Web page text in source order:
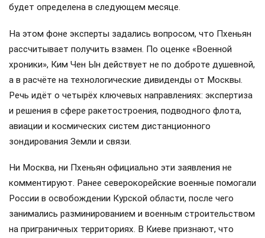
будет определена в следующем месяце.
На этом фоне эксперты задались вопросом, что Пхеньян
рассчитывает получить взамен. По оценке «Военной
хроники», Ким Чен Ын действует не по доброте душевной,
а в расчёте на технологические дивиденды от Москвы.
Речь идёт о четырёх ключевых направлениях: экспертиза
и решения в сфере ракетостроения, подводного флота,
авиации и космических систем дистанционного
зондирования Земли и связи.
Ни Москва, ни Пхеньян официально эти заявления не
комментируют. Ранее северокорейские военные помогали
России в освобождении Курской области, после чего
занимались разминированием и военным строительством
на приграничных территориях. В Киеве признают, что